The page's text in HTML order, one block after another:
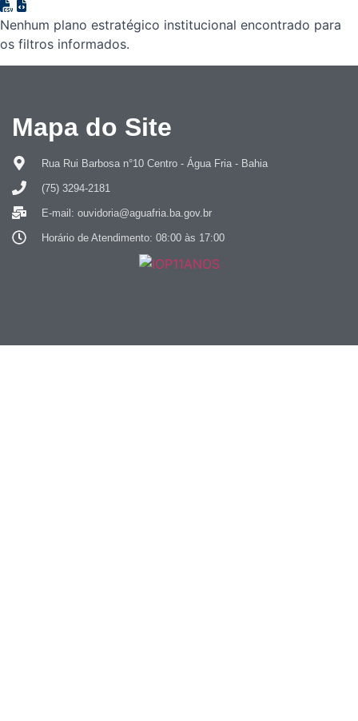
Nenhum plano estratégico institucional encontrado para
os filtros informados.
Mapa do Site
Rua Rui Barbosa n°10 Centro - Água Fria - Bahia
(75) 3294-2181
E-mail: ouvidoria@aguafria.ba.gov.br
Horário de Atendimento: 08:00 às 17:00